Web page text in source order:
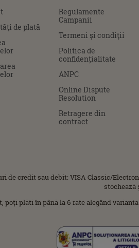
de plată
Regulamente
Campanii
Termeni şi condiţii
Politica de
confidențialitate
ANPC
Online Dispute
Resolution
Retragere din
contract
de credit sau debit: VISA Classic/
stochează
poți plăti în până la 6 rate alegând